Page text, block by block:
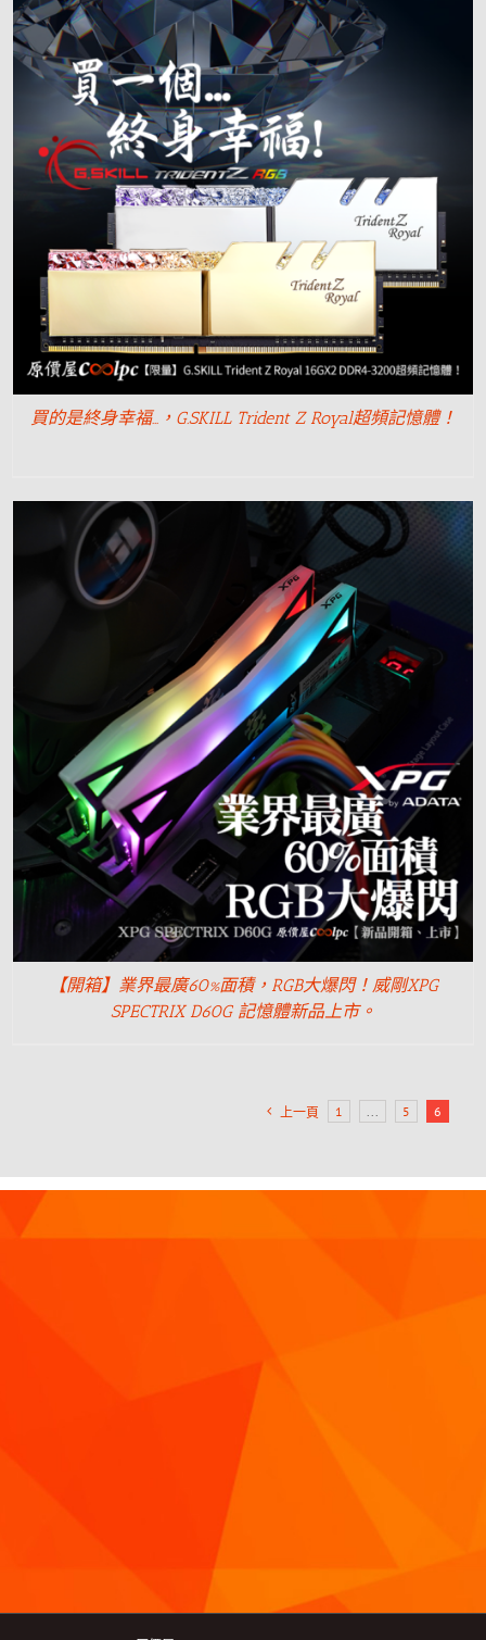
買的是終身幸福…，G.SKILL Trident Z Royal超頻記憶體！
【開箱】業界最廣60%面積，RGB大爆閃！威剛XPG
SPECTRIX D60G 記憶體新品上市。
上一頁 1 5 6